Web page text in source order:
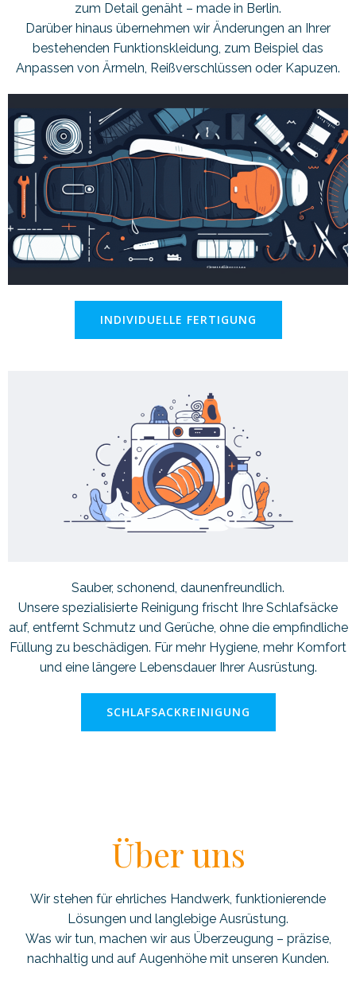
zum Detail genäht – made in Berlin.
Darüber hinaus übernehmen wir Änderungen an Ihrer
bestehenden Funktionskleidung, zum Beispiel das
Anpassen von Ärmeln, Reißverschlüssen oder Kapuzen.
INDIVIDUELLE FERTIGUNG
Sauber, schonend, daunenfreundlich.
Unsere spezialisierte Reinigung frischt Ihre Schlafsäcke
auf, entfernt Schmutz und Gerüche, ohne die empfindliche
Füllung zu beschädigen. Für mehr Hygiene, mehr Komfort
und eine längere Lebensdauer Ihrer Ausrüstung.
SCHLAFSACKREINIGUNG
Über uns
Wir stehen für ehrliches Handwerk, funktionierende
Lösungen und langlebige Ausrüstung.
Was wir tun, machen wir aus Überzeugung – präzise,
nachhaltig und auf Augenhöhe mit unseren Kunden.